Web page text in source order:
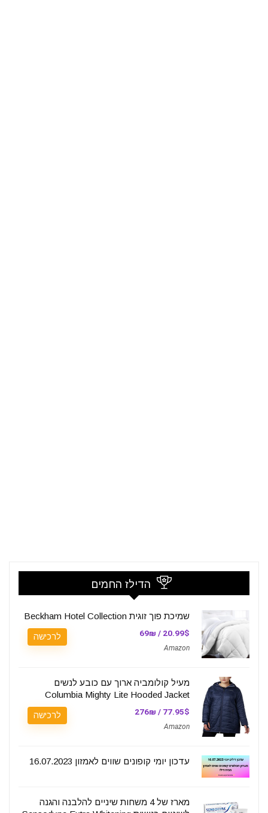
הדילז החמים
שמיכת פוך זוגית Beckham Hotel Collection
20.99$ / 69₪
Amazon
לרכישה
מעיל קולומביה ארוך עם כובע לנשים
Columbia Mighty Lite Hooded Jacket
77.95$ / 276₪
Amazon
לרכישה
עדכון יומי קופונים שווים לאמזון 16.07.2023
מארז של 4 משחות שיניים להלבנה והגנה